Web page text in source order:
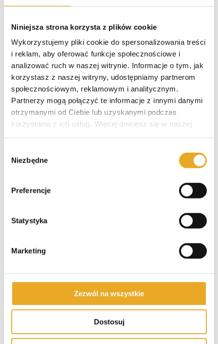
Niniejsza strona korzysta z plików cookie
Wykorzystujemy pliki cookie do spersonalizowania treści
i reklam, aby oferować funkcje społecznościowe i
analizować ruch w naszej witrynie. Informacje o tym, jak
korzystasz z naszej witryny, udostępniamy partnerom
społecznościowym, reklamowym i analitycznym.
Partnerzy mogą połączyć te informacje z innymi danymi
otrzymanymi od Ciebie lub uzyskanymi podczas
korzystania z ich usług. Więcej dowiesz się w naszej
zgody
Niezbędne
Preferencje
Statystyka
Marketing
Zezwól na wszystkie
Dostosuj
Najczęściej czytane
Pożyczka na dowód
Pożyczki dla zadłużonych